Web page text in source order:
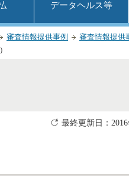
データヘルス等
審査情報提供事例
審査情報提供
最終更新日：2016